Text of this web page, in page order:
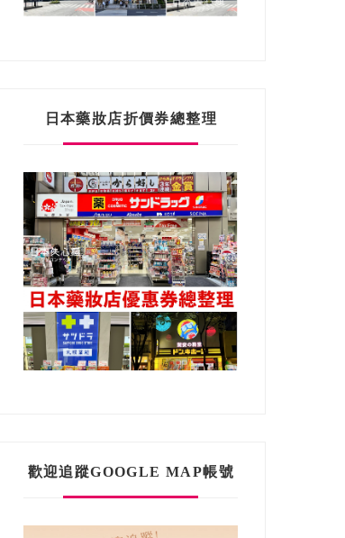
日本藥妝店折價券總整理
歡迎追蹤GOOGLE MAP帳號